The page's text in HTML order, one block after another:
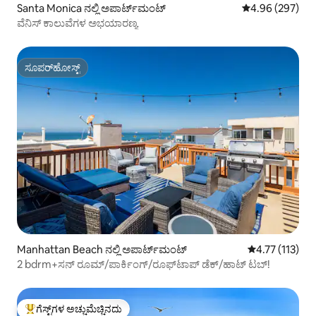
Santa Monica ನಲ್ಲಿ ಅಪಾರ್ಟ್‌ಮಂಟ್ 5 ರಲ್ಲಿ 4.96
4.96 (297)
ವೆನಿಸ್ ಕಾಲುವೆಗಳ ಅಭಯಾರಣ್ಯ
ಸೂಪರ್‌ಹೋಸ್ಟ್
ಸೂಪರ್‌ಹೋಸ್ಟ್
Manhattan Beach ನಲ್ಲಿ ಅಪಾರ್ಟ್‌ಮಂಟ್ 5 ರಲ್ಲಿ 4.77
4.77 (113)
2 bdrm+ಸನ್ ರೂಮ್/ಪಾರ್ಕಿಂಗ್/ರೂಫ್‌ಟಾಪ್ ಡೆಕ್/ಹಾಟ್ ಟಬ್!
ಗೆಸ್ಟ್‌ಗಳ ಅಚ್ಚುಮೆಚ್ಚಿನದು